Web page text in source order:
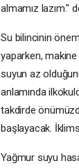
almamız lazım."
Su bilincinin
yaparken, makine
suyun az
anlamında
takdirde
başlayacak.
Yağmur suyu